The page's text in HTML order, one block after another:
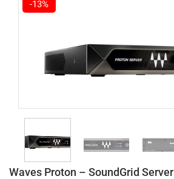
-13%
Waves Proton – SoundGrid Server